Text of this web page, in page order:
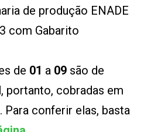
de produção ENADE
com Gabarito
de 01 a 09 são de
portanto, cobradas em
Para conferir elas, basta